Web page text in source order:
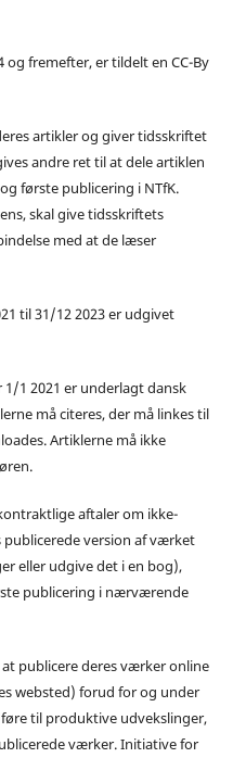
fremefter, er tildelt en CC-By
artikler og giver tidsskriftet
andre ret til at dele artiklen
første publicering i NTfK.
skal give tidsskriftets
med at de læser
til 31/12 2023 er udgivet
1 2021 er underlagt dansk
må citeres, der må linkes til
Artiklerne må ikke
aftaler om ikke-
version af værket
eller udgive det i en bog),
publicering i nærværende
publicere deres værker online
websted) forud for og under
til produktive udvekslinger,
værker. Initiative for